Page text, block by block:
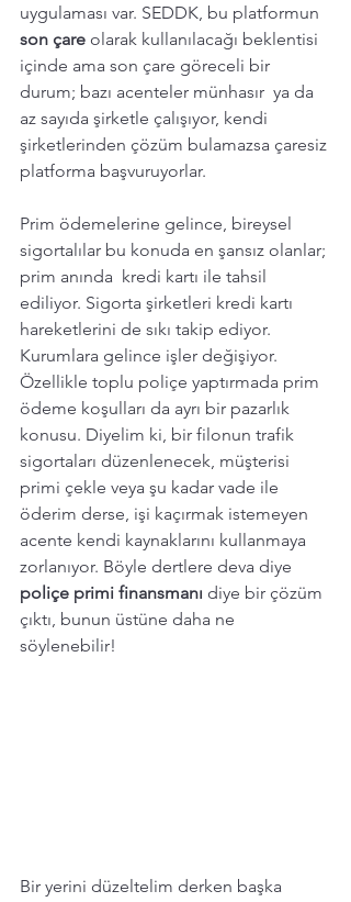
uygulaması var. SEDDK, bu platformun
son çare olarak kullanılacağı beklentisi
içinde ama son çare göreceli bir
durum; bazı acenteler münhasır  ya da
az sayıda şirketle çalışıyor, kendi
şirketlerinden çözüm bulamazsa çaresiz
platforma başvuruyorlar.
Prim ödemelerine gelince, bireysel
sigortalılar bu konuda en şansız olanlar;
prim anında  kredi kartı ile tahsil
ediliyor. Sigorta şirketleri kredi kartı
hareketlerini de sıkı takip ediyor.
Kurumlara gelince işler değişiyor.
Özellikle toplu poliçe yaptırmada prim
ödeme koşulları da ayrı bir pazarlık
konusu. Diyelim ki, bir filonun trafik
sigortaları düzenlenecek, müşterisi
primi çekle veya şu kadar vade ile
öderim derse, işi kaçırmak istemeyen
acente kendi kaynaklarını kullanmaya
zorlanıyor. Böyle dertlere deva diye
poliçe primi finansmanı diye bir çözüm
çıktı, bunun üstüne daha ne
söylenebilir!
Bir yerini düzeltelim derken başka